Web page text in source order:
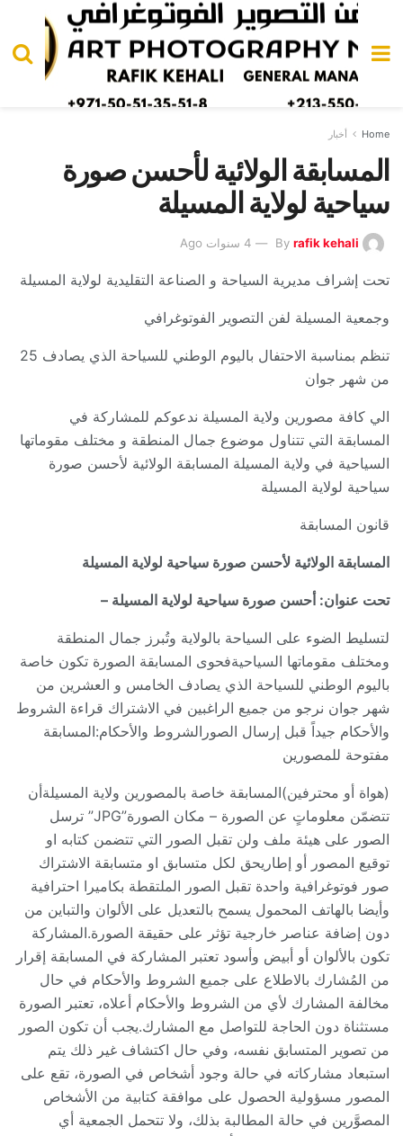
Home أخبار
المسابقة الولائية لأحسن صورة
سياحية لولاية المسيلة
By rafik kehali 4 سنوات Ago
تحت إشراف مديرية السياحة و الصناعة التقليدية لولاية المسيلة
وجمعية المسيلة لفن التصوير الفوتوغرافي
تنظم بمناسبة الاحتفال باليوم الوطني للسياحة الذي يصادف 25
من شهر جوان
الي كافة مصورين ولاية المسيلة ندعوكم للمشاركة في
المسابقة التي تتناول موضوع جمال المنطقة و مختلف مقوماتها
السياحية في ولاية المسيلة المسابقة الولائية لأحسن صورة
سياحية لولاية المسيلة
قانون المسابقة
المسابقة الولائية لأحسن صورة سياحية لولاية المسيلة
تحت عنوان: أحسن صورة سياحية لولاية المسيلة –
لتسليط الضوء على السياحة بالولاية وتُبرز جمال المنطقة
ومختلف مقوماتها السياحيةفحوى المسابقة الصورة تكون خاصة
باليوم الوطني للسياحة الذي يصادف الخامس و العشرين من
شهر جوان نرجو من جميع الراغبين في الاشتراك قراءة الشروط
والأحكام جيداً قبل إرسال الصورالشروط والأحكام:المسابقة
مفتوحة للمصورين
(هواة أو محترفين)المسابقة خاصة بالمصورين ولاية المسيلةأن
تتضمّن معلوماتٍ عن الصورة – مكان الصورة”JPG” ترسل
الصور على هيئة ملف ولن تقبل الصور التي تتضمن كتابه او
توقيع المصور أو إطاريحق لكل متسابق او متسابقة الاشتراك
صور فوتوغرافية واحدة تقبل الصور الملتقطة بكاميرا احترافية
وأيضا بالهاتف المحمول يسمح بالتعديل على الألوان والتباين من
دون إضافة عناصر خارجية تؤثر على حقيقة الصورة.المشاركة
تكون بالألوان أو أبيض وأسود تعتبر المشاركة في المسابقة إقرار
من المُشارك بالاطلاع على جميع الشروط والأحكام في حال
مخالفة المشارك لأي من الشروط والأحكام أعلاه، تعتبر الصورة
مستثناة دون الحاجة للتواصل مع المشارك.يجب أن تكون الصور
من تصوير المتسابق نفسه، وفي حال اكتشاف غير ذلك يتم
استبعاد مشاركاته في حالة وجود أشخاص في الصورة، تقع على
المصور مسؤولية الحصول على موافقة كتابية من الأشخاص
المصوَّرين في حالة المطالبة بذلك، ولا تتحمل الجمعية أي